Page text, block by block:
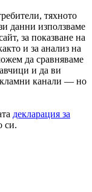
тяхното
данни използваме
за показване на
и за анализ на
да сравняваме
и да ви
канали — но
декларация за
си.